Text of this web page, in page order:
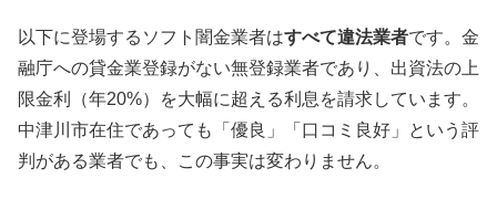
以下に登場するソフト闇金業者はすべて違法業者です。金
融庁への貸金業登録がない無登録業者であり、出資法の上
限金利（年20%）を大幅に超える利息を請求しています。
中津川市在住であっても「優良」「口コミ良好」という評
判がある業者でも、この事実は変わりません。